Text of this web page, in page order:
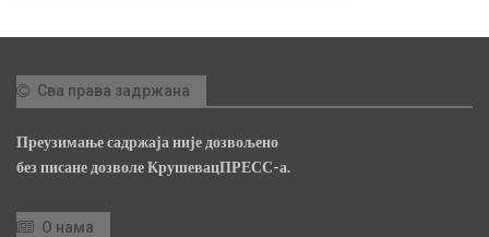
Сва права задржана
Преузимање садржаја није дозвољено
без писане дозволе КрушевацПРЕСС-а.
О нама